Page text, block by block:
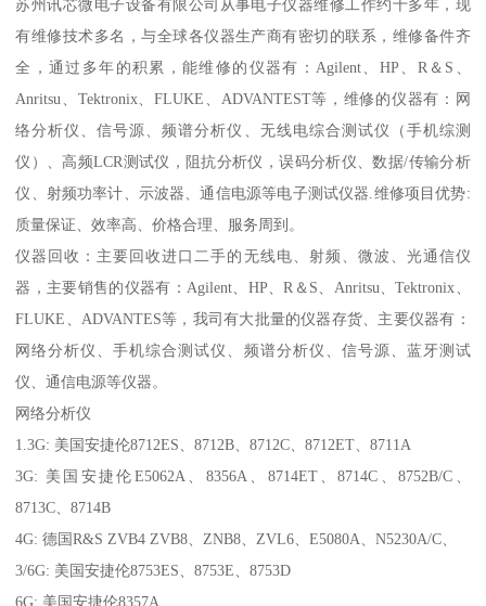
苏州讯芯微电子设备有限公司从事电子仪器维修工作约十多年，现
有维修技术多名，与全球各仪器生产商有密切的联系，维修备件齐
全，通过多年的积累，能维修的仪器有：Agilent、HP、R＆S、
Anritsu、Tektronix、FLUKE、ADVANTEST等，维修的仪器有：网
络分析仪、信号源、频谱分析仪、无线电综合测试仪（手机综测
仪）、高频LCR测试仪，阻抗分析仪，误码分析仪、数据/传输分析
仪、射频功率计、示波器、通信电源等电子测试仪器.维修项目优势:
质量保证、效率高、价格合理、服务周到。
仪器回收：主要回收进口二手的无线电、射频、微波、光通信仪
器，主要销售的仪器有：Agilent、HP、R＆S、Anritsu、Tektronix、
FLUKE、ADVANTES等，我司有大批量的仪器存货、主要仪器有：
网络分析仪、手机综合测试仪、频谱分析仪、信号源、蓝牙测试
仪、通信电源等仪器。
网络分析仪
1.3G: 美国安捷伦8712ES、8712B、8712C、8712ET、8711A
3G: 美国安捷伦E5062A、8356A、8714ET、8714C、8752B/C、
8713C、8714B
4G: 德国R&S ZVB4 ZVB8、ZNB8、ZVL6、E5080A、N5230A/C、
3/6G: 美国安捷伦8753ES、8753E、8753D
6G: 美国安捷伦8357A